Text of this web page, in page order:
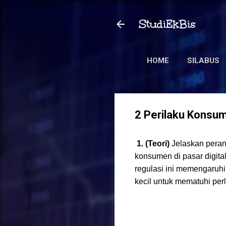
StudiEkBis
HOME SILABUS
2 Perilaku
1. (Teori) Jelaskan
konsumen di pasar
regulasi ini
kecil untuk mematuhi